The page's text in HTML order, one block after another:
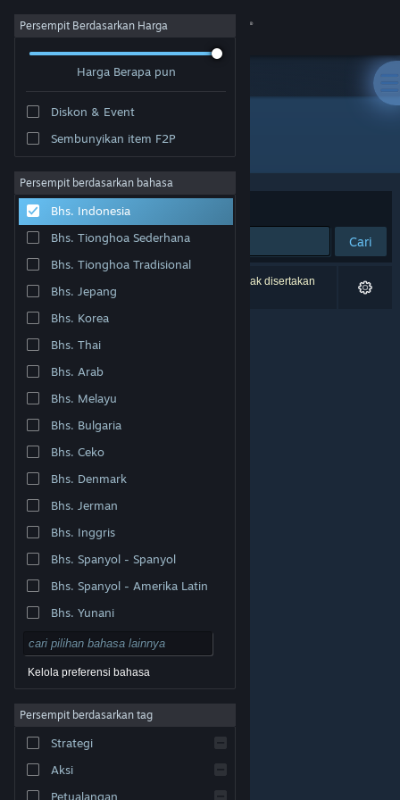
Login
Tentang
Bantuan
Ubah bahasa
Dapatkan Aplikasi Seluler Steam
Lihat situs web desktop
Undang. Semua merek dagang merupakan hak pemilik
Legal| Aksesibilitas
Pengembalian Dana
Persempit Berdasarkan Harga
Harga Berapa pun
Diskon & Event
Sembunyikan item F2P
Persempit berdasarkan bahasa
Bhs. Indonesia
Bhs. Tionghoa Sederhana
Bhs. Tionghoa Tradisional
Bhs. Jepang
Bhs. Korea
Bhs. Thai
Bhs. Arab
Bhs. Melayu
Bhs. Bulgaria
Bhs. Ceko
Bhs. Denmark
Bhs. Jerman
Bhs. Inggris
Bhs. Spanyol - Spanyol
Bhs. Spanyol - Amerika Latin
Bhs. Yunani
Kelola preferensi bahasa
Persempit berdasarkan tag
Strategi
Aksi
Petualangan
Pengembang: Aquila Industrial
Berdasarkan Relevansi
Cari
0 hasil cocok dengan pencarianmu. 2 produk tidak disertakan
berdasarkan preferensimu.